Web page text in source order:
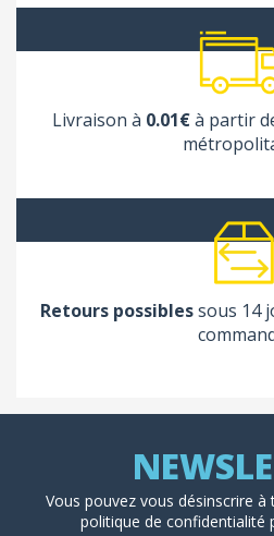
Livraison à 0.01€à partir
Retours possiblessous 14
Vous pouvez vous désinscrire
politique de confidentialité